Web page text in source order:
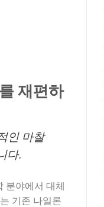
재편하
인 마찰
다.
분야에서 대체
기존 나일론